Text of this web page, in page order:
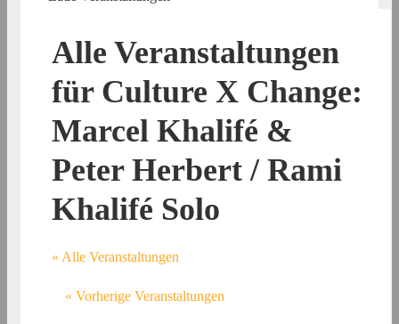
Alle Veranstaltungen
für Culture X Change:
Marcel Khalifé &
Peter Herbert / Rami
Khalifé Solo
« Alle Veranstaltungen
« Vorherige Veranstaltungen